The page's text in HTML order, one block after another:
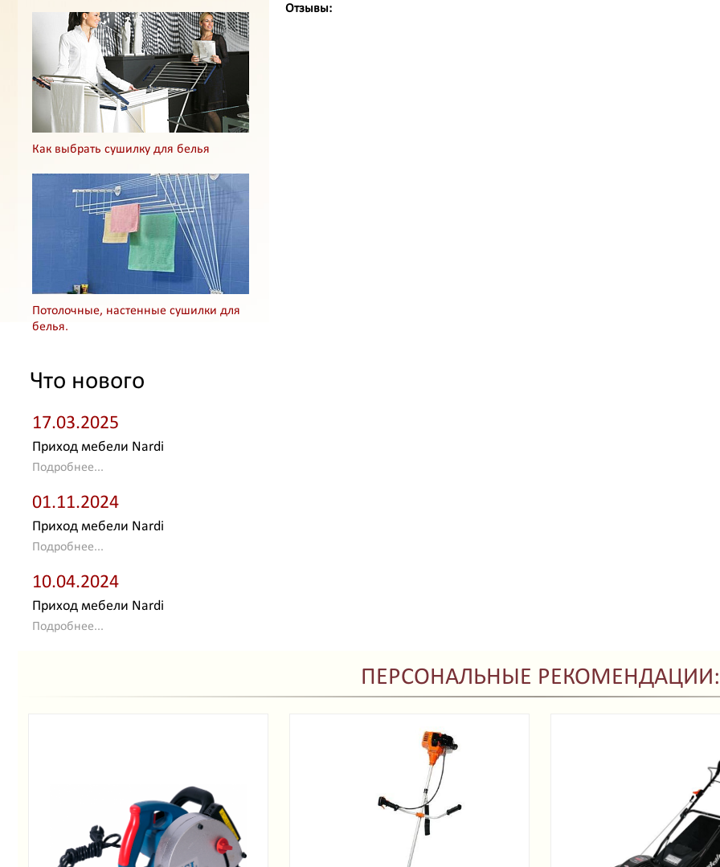
Как выбрать сушилку для белья
Потолочные, настенные сушилки для
белья.
Что нового
17.03.2025
Приход мебели Nardi
Подробнее...
01.11.2024
Приход мебели Nardi
Подробнее...
10.04.2024
Приход мебели Nardi
Подробнее...
Отзывы:
ПЕРСОНАЛЬНЫЕ РЕКОМЕНДАЦИИ: